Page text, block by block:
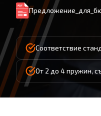
Соответствие
От 2 до 4 пружин,